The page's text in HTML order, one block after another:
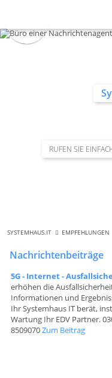
überspringen
RUFEN SIE
SYSTEMHAUS.IT EMPFEHLUNGEN
Nachrichtenbeiträge
5G - Internet -
erhöhen die
Informationen und
Ihr Systemhaus IT berät,
Wartung Ihr EDV Partner.
8509070Zum Beitrag